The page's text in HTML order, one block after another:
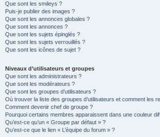
Que sont les smileys ?
Puis-je publier des images ?
Que sont les annonces globales ?
Que sont les annonces ?
Que sont les sujets épinglés ?
Que sont les sujets verrouillés ?
Que sont les icônes de sujet ?
Niveaux d’utilisateurs et groupes
Que sont les administrateurs ?
Que sont les modérateurs ?
Que sont les groupes d’utilisateurs ?
Où trouver la liste des groupes d’utilisateurs et comment les
Comment devenir chef de groupe ?
Pourquoi certains membres apparaissent dans une couleur
Qu’est-ce qu’un « Groupe par défaut » ?
Qu’est-ce que le lien « L’équipe du forum » ?